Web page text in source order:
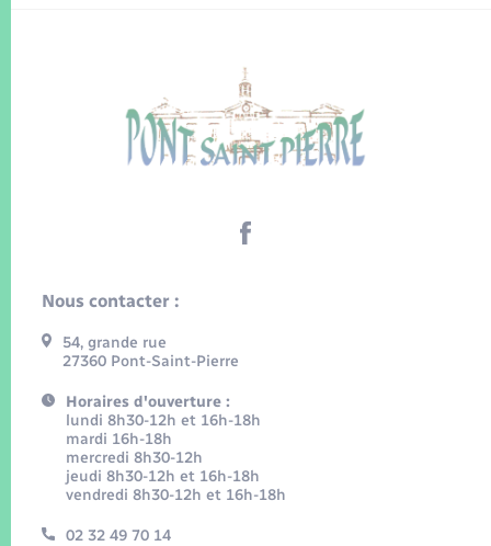
Nous contacter :
54, grande rue
27360 Pont-Saint-Pierre
Horaires d'ouverture :
lundi 8h30-12h et 16h-18h
mardi 16h-18h
mercredi 8h30-12h
jeudi 8h30-12h et 16h-18h
vendredi 8h30-12h et 16h-18h
02 32 49 70 14